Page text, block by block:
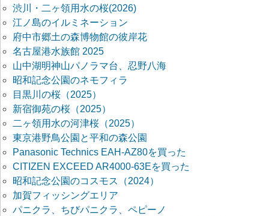
渋川・二ヶ領用水の桜(2026)
江ノ島のイルミネーション
府中市郷土の森博物館の彼岸花
名古屋港水族館 2025
山中湖明神山パノラマ台、忍野八海
昭和記念公園のネモフィラ
目黒川の桜（2025）
新宿御苑の桜（2025）
二ヶ領用水の河津桜（2025）
東京港野鳥公園と平和の森公園
Panasonic Technics EAH-AZ80を買った
CITIZEN EXCEED AR4000-63Eを買った
昭和記念公園のコスモス（2024）
加賀フィッシングエリア
パニクラ、ちびパニクラ、ペピーノ